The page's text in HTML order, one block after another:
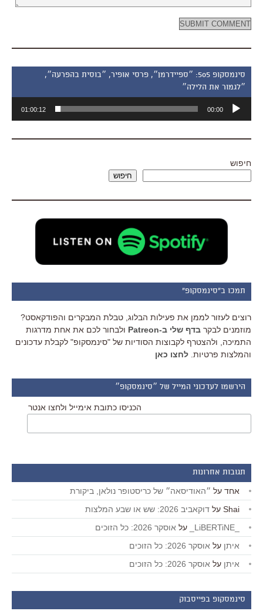
סינמסקופ 505: ״ספיידרמן״, פרסי אופיר, ״בוסית בהפרעה״,
״לגמור את הלילה״
אודיו
00:00
01:00:12
חיפוש
חיפוש
תמכו ב"סינמסקופ"
רוצים לעזור לממן את פעילות הבלוג, טבלת המבקרים והפודקאסט?
מוזמנים לבקר בדף שלי ב-Patreon
ולבחור לכם את אחת מדרגות
התמיכה, ולהצטרף לקבוצות הסודיות של "סינמסקופ" לקבלת עדכונים
והמלצות פרטיות. לחצו כאן
הירשמו לעדכוני המייל של ״סינמסקופ״
הכניסו כתובת אימייל ולחצו אנטר
תגובות אחרונות
אחד על ״האודיסאה״ של כריסטופר נולאן, ביקורת
Shai על דוקאביב 2026: שש או שבע המלצות
על אוסקר 2026: כל הזוכים
איתן על אוסקר 2026: כל הזוכים
איתן על אוסקר 2026: כל הזוכים
סינמסקופ בפייסבוק